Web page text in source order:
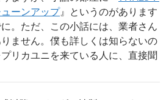
ーンアップ』というのがあります
。ただ、この小話には、業者さん
ません。僕も詳しくは知らないの
リカユニを来ている人に、直接聞